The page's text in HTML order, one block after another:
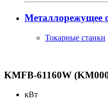
Металлорежущее
Токарные станки
KMFB-61160W
кВт